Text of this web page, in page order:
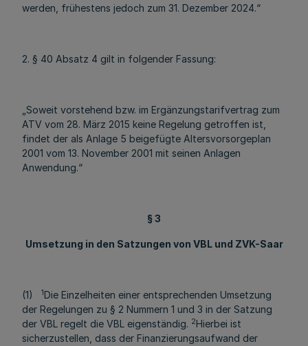
werden, frühestens jedoch zum 31. Dezember 2024.“
2. § 40 Absatz 4 gilt in folgender Fassung:
„Soweit vorstehend bzw. im Ergänzungstarifvertrag zum
ATV vom 28. März 2015 keine Regelung getroffen ist,
findet der als Anlage 5 beigefügte Altersvorsorgeplan
2001 vom 13. November 2001 mit seinen Anlagen
Anwendung.“
§ 3
Umsetzung in den Satzungen von VBL und ZVK-Saar
(1) 1Die Einzelheiten einer entsprechenden Umsetzung
der Regelungen zu § 2 Nummern 1 und 3 in der Satzung
der VBL regelt die VBL eigenständig. 2Hierbei ist
sicherzustellen, dass der Finanzierungsaufwand der